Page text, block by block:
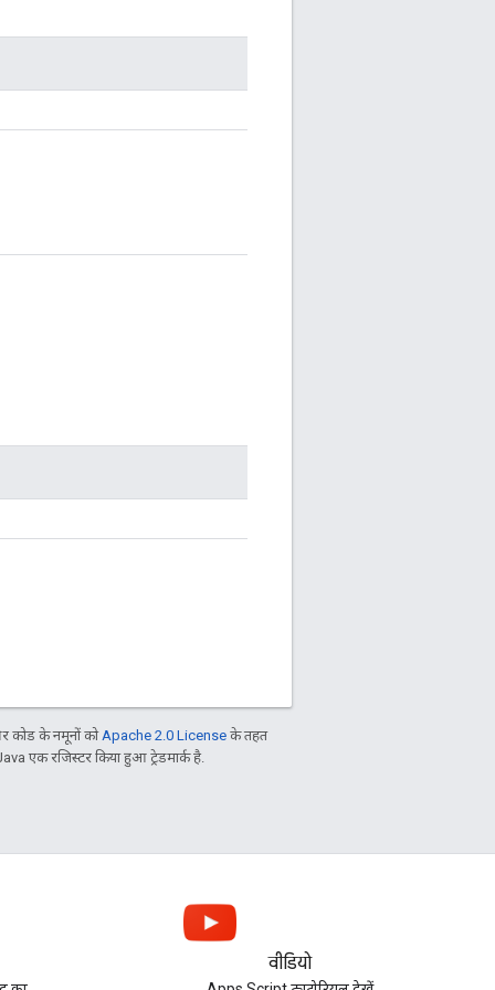
कोड के नमूनों को Apache 2.0 License के तहत
एक रजिस्टर किया हुआ ट्रेडमार्क है.
वीडियो